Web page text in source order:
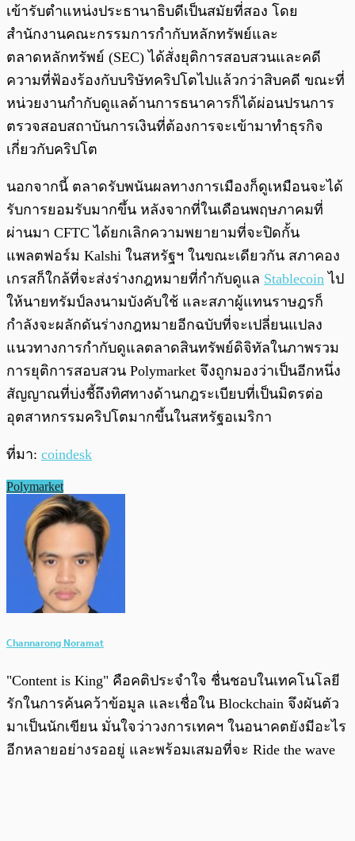
เข้ารับตำแหน่งประธานาธิบดีเป็นสมัยที่สอง โดย
สำนักงานคณะกรรมการกำกับหลักทรัพย์และ
ตลาดหลักทรัพย์ (SEC) ได้สั่งยุติการสอบสวนและคดี
ความที่ฟ้องร้องกับบริษัทคริปโตไปแล้วกว่าสิบคดี ขณะที่
หน่วยงานกำกับดูแลด้านการธนาคารก็ได้ผ่อนปรนการ
ตรวจสอบสถาบันการเงินที่ต้องการจะเข้ามาทำธุรกิจ
เกี่ยวกับคริปโต
นอกจากนี้ ตลาดรับพนันผลทางการเมืองก็ดูเหมือนจะได้
รับการยอมรับมากขึ้น หลังจากที่ในเดือนพฤษภาคมที่
ผ่านมา CFTC ได้ยกเลิกความพยายามที่จะปิดกั้น
แพลตฟอร์ม Kalshi ในสหรัฐฯ ในขณะเดียวกัน สภาคอง
เกรสก็ใกล้ที่จะส่งร่างกฎหมายที่กำกับดูแล Stablecoin ไป
ให้นายทรัมป์ลงนามบังคับใช้ และสภาผู้แทนราษฎรก็
กำลังจะผลักดันร่างกฎหมายอีกฉบับที่จะเปลี่ยนแปลง
แนวทางการกำกับดูแลตลาดสินทรัพย์ดิจิทัลในภาพรวม
การยุติการสอบสวน Polymarket จึงถูกมองว่าเป็นอีกหนึ่ง
สัญญาณที่บ่งชี้ถึงทิศทางด้านกฎระเบียบที่เป็นมิตรต่อ
อุตสาหกรรมคริปโตมากขึ้นในสหรัฐอเมริกา
ที่มา: coindesk
Polymarket
Channarong Noramat
"Content is King" คือคติประจำใจ ชื่นชอบในเทคโนโลยี
รักในการค้นคว้าข้อมูล และเชื่อใน Blockchain จึงผันตัว
มาเป็นนักเขียน มั่นใจว่าวงการเทคฯ ในอนาคตยังมีอะไร
อีกหลายอย่างรออยู่ และพร้อมเสมอที่จะ Ride the wave